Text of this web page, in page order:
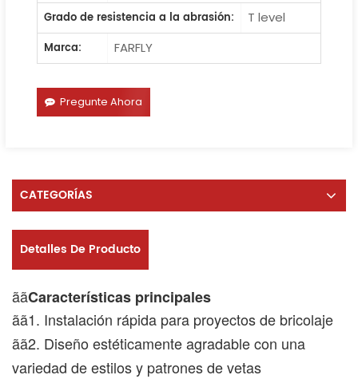
Grado de resistencia a la abrasión:
T level
Marca:
FARFLY
Pregunte Ahora
CATEGORÍAS
Detalles De Producto
ããCaracterísticas principales
ãã1. Instalación rápida para proyectos de bricolaje
ãã2. Diseño estéticamente agradable con una
variedad de estilos y patrones de vetas